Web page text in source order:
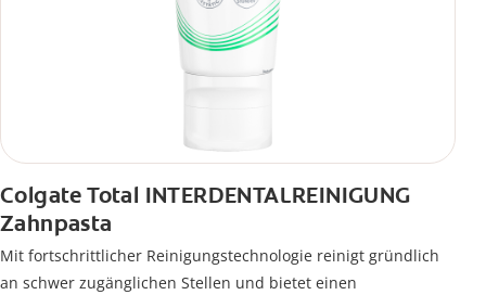
Colgate Total INTERDENTALREINIGUNG
Zahnpasta
Mit fortschrittlicher Reinigungstechnologie reinigt gründlich
an schwer zugänglichen Stellen und bietet einen